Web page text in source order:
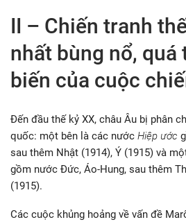
II – Chiến tranh
nhất bùng nổ, quá
biến của cuộc
Đến đầu thế kỷ XX, châu Âu bị phân
quốc: một bên là các nước Hiệp ước
sau thêm Nhật (1914), Ý (1915) và
gồm nước Đức, Áo-Hung, sau thêm
(1915).
Các cuộc khủng hoảng về vấn đề